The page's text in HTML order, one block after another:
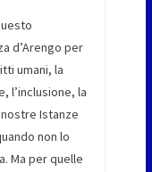
d’Arengo per
umani, la
l’inclusione, la
Istanze
non lo
Ma per quelle